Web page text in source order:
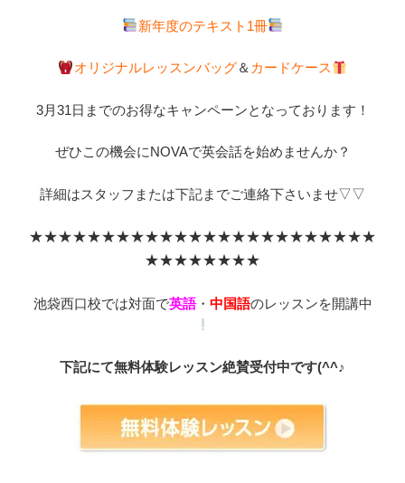
新年度のテキスト1冊
オリジナルレッスンバッグ＆ カードケース
3月31日までのお得なキャンペーンとなっております！
ぜひこの機会にNOVAで英会話を始めませんか？
詳細はスタッフまたは下記までご連絡下さいませ▽▽
★★★★★★★★★★★★★★★★★★★★★★★★
★★★★★★★★
池袋西口校では対面で英語・ 中国語のレッスンを開講中
下記にて無料体験レッスン絶賛受付中です(^^♪